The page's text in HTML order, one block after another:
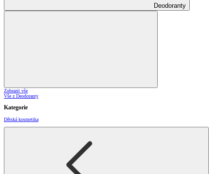
Deodoranty
Zobrazit vše
Vše z Deodoranty
Kategorie
Dětská kosmetika